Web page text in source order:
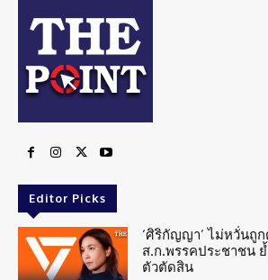
Editor Picks
‘ศิริกัญญา’ ไม่หวั่นถู
ส.ก.พรรคประชาชน
ตัวตัดสิน